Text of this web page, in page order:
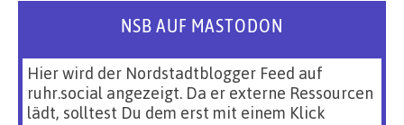
NSB AUF MASTODON
Hier wird der Nordstadtblogger Feed auf
ruhr.social angezeigt. Da er externe Ressourcen
lädt, solltest Du dem erst mit einem Klick